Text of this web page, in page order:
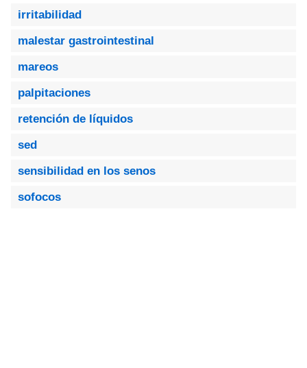
irritabilidad
malestar gastrointestinal
mareos
palpitaciones
retención de líquidos
sed
sensibilidad en los senos
sofocos